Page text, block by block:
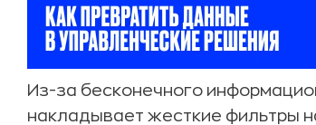
Из-за бесконечного
накладывает жесткие фильтры